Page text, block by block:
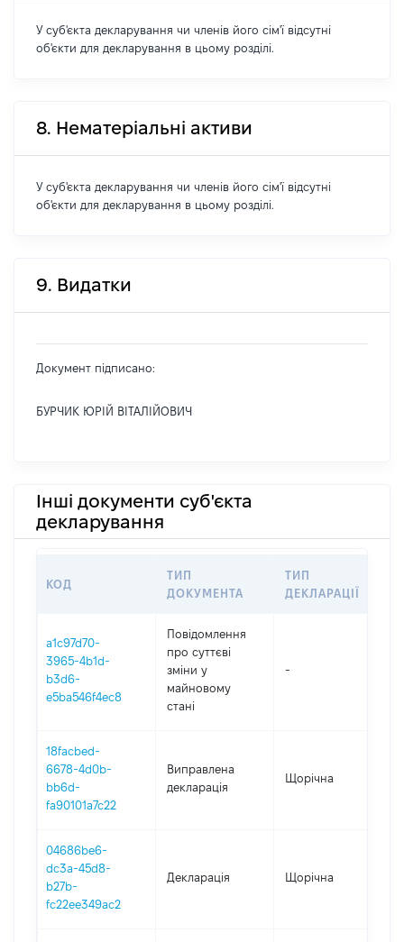
У суб'єкта декларування чи членів його сім'ї відсутні
об'єкти для декларування в цьому розділі.
8. Нематеріальні активи
У суб'єкта декларування чи членів його сім'ї відсутні
об'єкти для декларування в цьому розділі.
9. Видатки
Документ підписано:
БУРЧИК ЮРІЙ ВІТАЛІЙОВИЧ
Інші документи суб'єкта
декларування
КОД
ТИП
ДОКУМЕНТА
ТИП
ДЕКЛАРАЦІЇ
a1c97d70-
3965-4b1d-
b3d6-
e5ba546f4ec8
Повідомлення
про суттєві
зміни y
майновому
стані
-
18facbed-
6678-4d0b-
bb6d-
fa90101a7c22
Виправлена
декларація
Щорічна
04686be6-
dc3a-45d8-
b27b-
fc22ee349ac2
Декларація Щорічна